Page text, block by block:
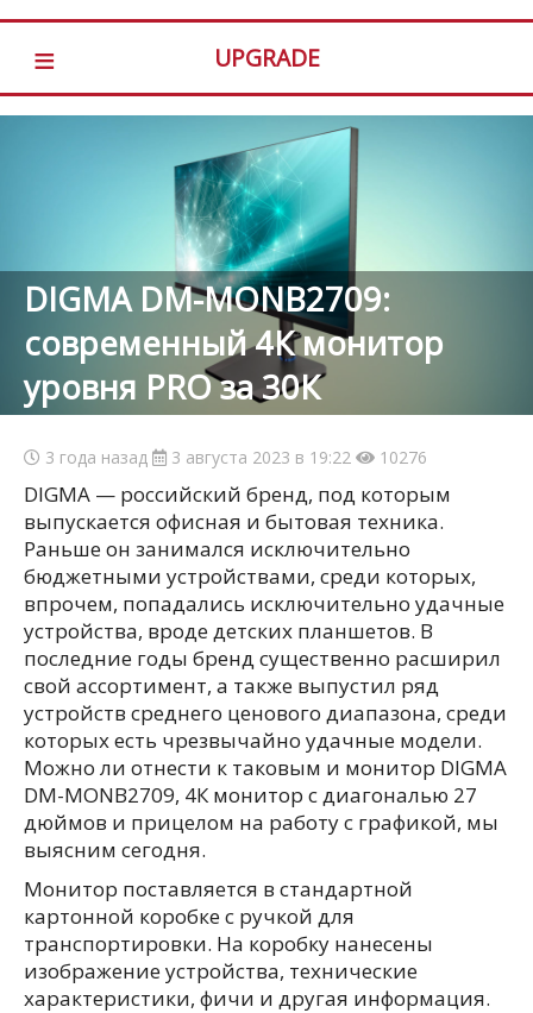
≡ UPGRADE
DIGMA DM-MONB2709:
современный 4К монитор
уровня PRO за 30К
3 года назад 3 августа 2023 в 19:22 10276
DIGMA — российский бренд, под которым
выпускается офисная и бытовая техника.
Раньше он занимался исключительно
бюджетными устройствами, среди которых,
впрочем, попадались исключительно удачные
устройства, вроде детских планшетов. В
последние годы бренд существенно расширил
свой ассортимент, а также выпустил ряд
устройств среднего ценового диапазона, среди
которых есть чрезвычайно удачные модели.
Можно ли отнести к таковым и монитор DIGMA
DM-MONB2709, 4К монитор с диагональю 27
дюймов и прицелом на работу с графикой, мы
выясним сегодня.
Монитор поставляется в стандартной
картонной коробке с ручкой для
транспортировки. На коробку нанесены
изображение устройства, технические
характеристики, фичи и другая информация.